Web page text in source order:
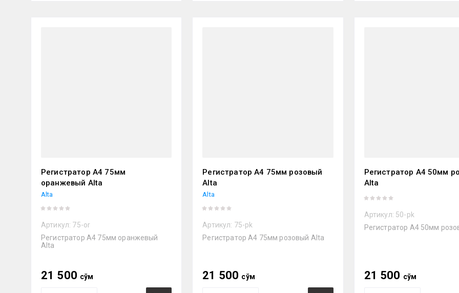
Регистратор А4 75мм
оранжевый Alta
Alta
Артикул: 75-or
Регистратор А4 75мм оранжевый
Alta
21 500 сўм
Регистратор А4 75мм розовый
Alta
Alta
Артикул: 75-pk
Регистратор А4 75мм розовый Alta
21 500 сўм
Регистратор А4 50мм
Alta
Артикул: 50-pk
Регистратор А4 50мм
21 500 сўм